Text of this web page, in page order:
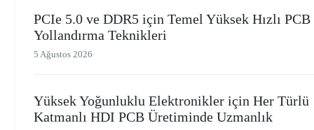
PCIe 5.0 ve DDR5 için Temel Yüksek Hızlı PCB
Yollandırma Teknikleri
5 Ağustos 2026
Yüksek Yoğunluklu Elektronikler için Her Türlü
Katmanlı HDI PCB Üretiminde Uzmanlık